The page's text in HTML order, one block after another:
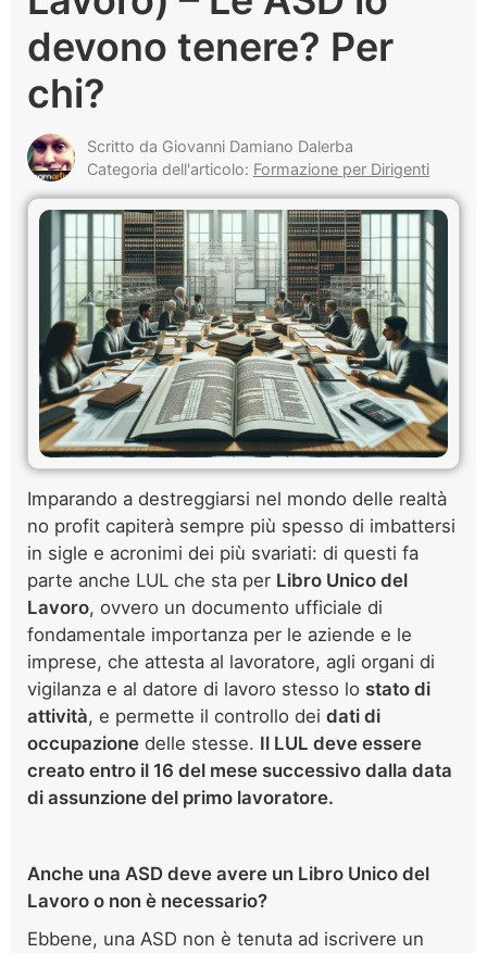
devono tenere? Per
chi?
Scritto da Giovanni Damiano Dalerba
Categoria dell'articolo: Formazione per Dirigenti
Imparando a destreggiarsi nel mondo delle realtà
no profit capiterà sempre più spesso di imbattersi
in sigle e acronimi dei più svariati: di questi fa
parte anche LUL che sta per Libro Unico del
Lavoro, ovvero un documento ufficiale di
fondamentale importanza per le aziende e le
imprese, che attesta al lavoratore, agli organi di
vigilanza e al datore di lavoro stesso lo stato di
attività, e permette il controllo dei dati di
occupazione delle stesse. Il LUL deve essere
creato entro il 16 del mese successivo dalla data
di assunzione del primo lavoratore.
Anche una ASD deve avere un Libro Unico del
Lavoro o non è necessario?
Ebbene, una ASD non è tenuta ad iscrivere un